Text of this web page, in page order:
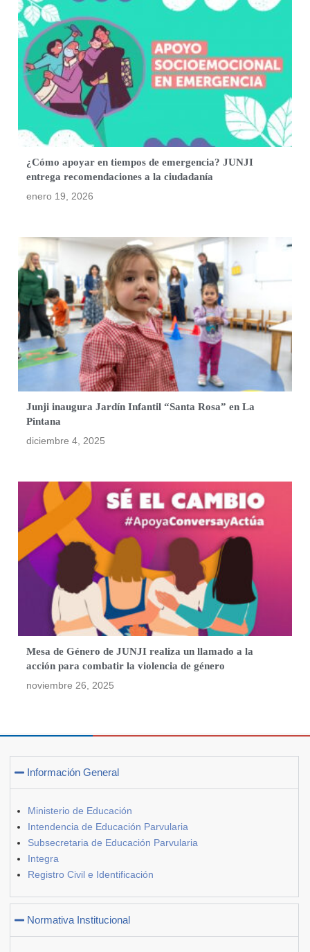
¿Cómo apoyar en tiempos de emergencia? JUNJI
entrega recomendaciones a la ciudadanía
enero 19, 2026
Junji inaugura Jardín Infantil “Santa Rosa” en La
Pintana
diciembre 4, 2025
Mesa de Género de JUNJI realiza un llamado a la
acción para combatir la violencia de género
noviembre 26, 2025
Información General
Ministerio de Educación
Intendencia de Educación Parvularia
Subsecretaria de Educación Parvularia
Integra
Registro Civil e Identificación
Normativa Institucional